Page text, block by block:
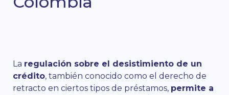
La regulación sobre el desistimiento de un
crédito, también conocido como el derecho de
retracto en ciertos tipos de préstamos, permite a